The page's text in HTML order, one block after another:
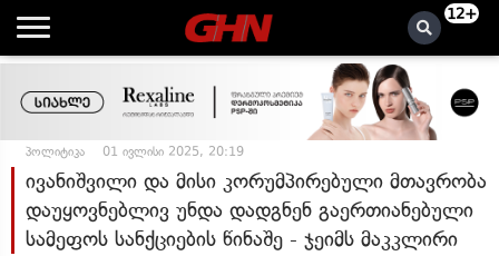
12+
პოლიტიკა 01 ივლისი 2025, 20:19
ივანიშვილი და მისი კორუმპირებული მთავრობა
დაუყოვნებლივ უნდა დადგნენ გაერთიანებული
სამეფოს სანქციების წინაშე - ჯეიმს მაკკლირი